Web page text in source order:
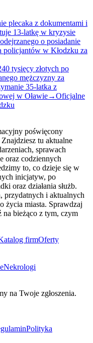
plecaka z dokumentami i
13-latkę w kryzysie
o posiadanie
policjantów w Kłodzku za
tysięcy złotych po
mężczyzny za
35-latka z
w Oławie→Oficjalne
poświęcony
tu aktualne
sprawach
oraz codziennych
to, co dzieje się w
inicjatyw, po
oraz działania służb.
przydatnych i aktualnych
życia miasta. Sprawdzaj
na bieżąco z tym, czym
firmOferty
Nekrologi
na Twoje zgłoszenia.
Polityka